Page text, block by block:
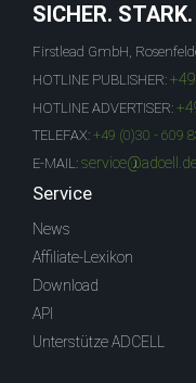
SICHER.
Firstlead GmbH,
HOTLINE PUBLISHER:
HOTLINE ADVERTISER:
TELEFAX: +49 (0)30 - 609
E-MAIL:
Service
News
Affiliate-Lexikon
Download
API
Unterstütze ADCELL